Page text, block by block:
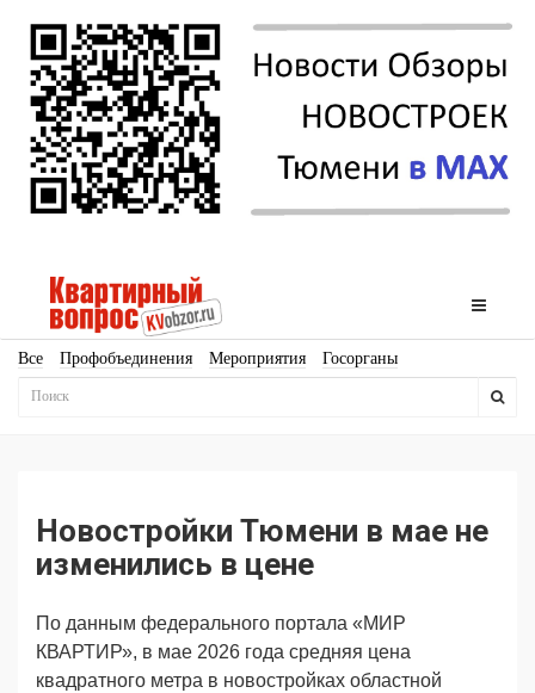
Все Профобъединения Мероприятия Госорганы
Новостройки
Поздравляем
Новостройки Тюмени в мае не
изменились в цене
По данным федерального портала «МИР
КВАРТИР», в мае 2026 года средняя цена
квадратного метра в новостройках областной